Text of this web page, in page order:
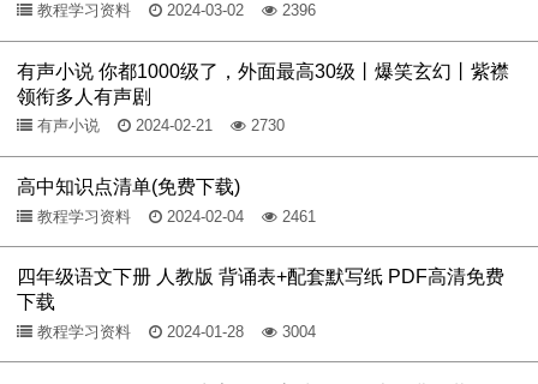
教程学习资料 2024-03-02 2396
有声小说 你都1000级了，外面最高30级丨爆笑玄幻丨紫襟
领衔多人有声剧
有声小说 2024-02-21 2730
高中知识点清单(免费下载)
教程学习资料 2024-02-04 2461
四年级语文下册 人教版 背诵表+配套默写纸 PDF高清免费
下载
教程学习资料 2024-01-28 3004